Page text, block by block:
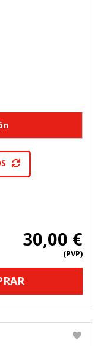
30,00 €
(PVP)